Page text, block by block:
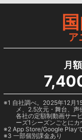
ア
月額
1 自社調べ。2025年12月
メ、2.5次元・舞台、声
各社の定額制動画サー
ーズ1シーズンごとにカ
2 App Store/Google Play
3 一部個別課金あり